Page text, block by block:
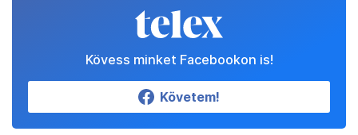
Kövess minket Facebookon is!
Követem!